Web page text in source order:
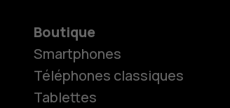
Boutique
Smartphones
Téléphones classiques
Tablettes